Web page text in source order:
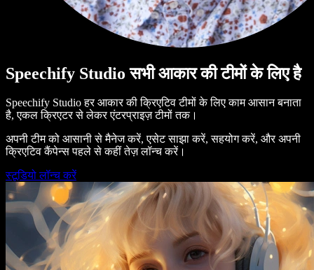
Speechify Studio सभी आकार की टीमों के लिए है
Speechify Studio हर आकार की क्रिएटिव टीमों के लिए काम आसान बनाता
है, एकल क्रिएटर से लेकर एंटरप्राइज़ टीमों तक।
अपनी टीम को आसानी से मैनेज करें, एसेट साझा करें, सहयोग करें, और अपनी
क्रिएटिव कैंपेन्स पहले से कहीं तेज़ लॉन्च करें।
स्टूडियो लॉन्च करें